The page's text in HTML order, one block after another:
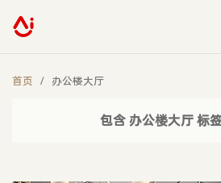
首页 办公楼大厅
包含 办公楼大厅 标